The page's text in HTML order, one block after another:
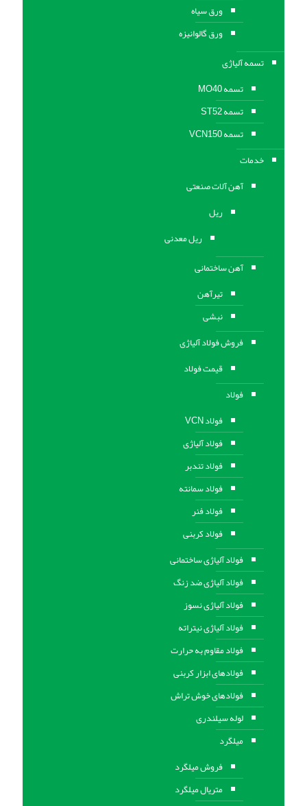
ورق سیاه
ورق گالوانیزه
تسمه آلیاژی
تسمه MO40
تسمه ST52
تسمه VCN150
خدمات
آهن آلات صنعتی
ریل
ریل معدنی
آهن ساختمانی
تیرآهن
نبشی
فروش فولاد آلیاژی
قیمت فولاد
فولاد
فولاد VCN
فولاد آلیاژی
فولاد تندبر
فولاد سمانته
فولاد فنر
فولاد کربنی
فولاد آلیاژی ساختمانی
فولاد آلیاژی ضد زنگ
فولاد آلیاژی نسوز
فولاد آلیاژی نیتراته
فولاد مقاوم به حرارت
فولادهای ابزار کربنی
فولادهای خوش تراش
لوله سیلندری
میلگرد
فروش میلگرد
متریال میلگرد